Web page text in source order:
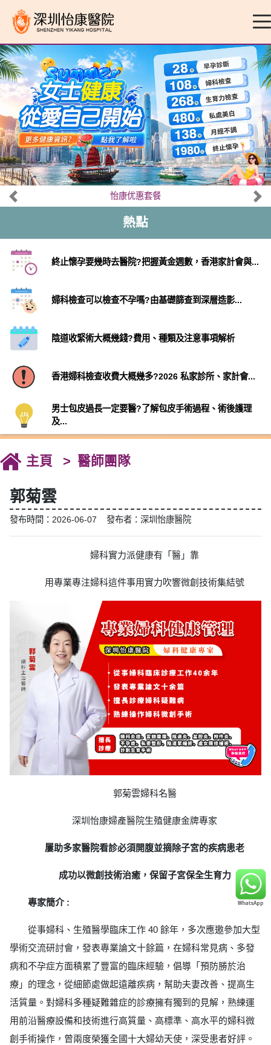
怡康优惠套餐
熱點
終止懷孕要幾時去醫院?把握黃金週數，香港家計會與...
婦科檢查可以檢查不孕嗎?由基礎篩查到深層造影...
陰道收緊術大概幾錢?費用、種類及注意事項解析
香港婦科檢查收費大概幾多?2026 私家診所、家計會...
男士包皮過長一定要醫?了解包皮手術過程、術後護理
及...
主頁 醫師團隊
郭菊雲
發布時間：2026-06-07 發布者：深圳怡康醫院
婦科實力派健康有「醫」靠
用專業專注婦科這件事用實力吹響微創技術集結號
郭菊雲婦科名醫
深圳怡康婦產醫院生殖健康金牌專家
屢助多家醫院看診必須開腹並摘除子宮的疾病患老
成功以微創技術治癒，保留子宮保全生育力
專家簡介 :
從事婦科、生殖醫學臨床工作 40 餘年，多次應邀參加大型
學術交流研討會，發表專業論文十餘篇，在婦科常見病、多發
病和不孕症方面積累了豐富的臨床經驗，倡導「預防勝於治
療」的理念，從細節處做起遠離疾病，幫助夫妻改善、提高生
活質量。對婦科多種疑難雜症的診療擁有獨到的見解，熟練運
用前沿醫療設備和技術進行高質量、高標準、高水平的婦科微
創手術操作，曾兩度榮獲全國十大婦幼天使，深受患者好評。